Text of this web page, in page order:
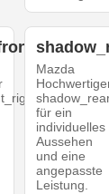
Mazda
für ein
individuelles
Aussehen
und eine
angepasste
Leistung.